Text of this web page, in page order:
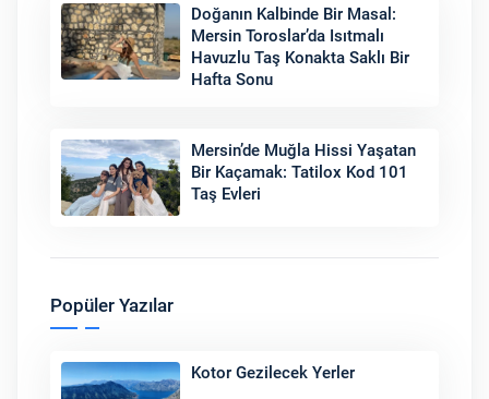
Doğanın Kalbinde Bir Masal:
Mersin Toroslar’da Isıtmalı
Havuzlu Taş Konakta Saklı Bir
Hafta Sonu
Mersin’de Muğla Hissi Yaşatan
Bir Kaçamak: Tatilox Kod 101
Taş Evleri
Popüler Yazılar
Kotor Gezilecek Yerler